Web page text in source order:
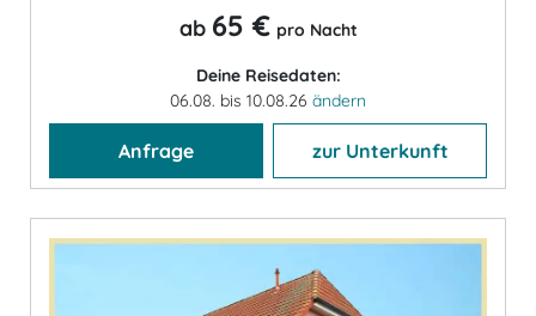
ab 65 € pro Nacht
Deine Reisedaten:
06.08. bis 10.08.26 ändern
Anfrage zur Unterkunft